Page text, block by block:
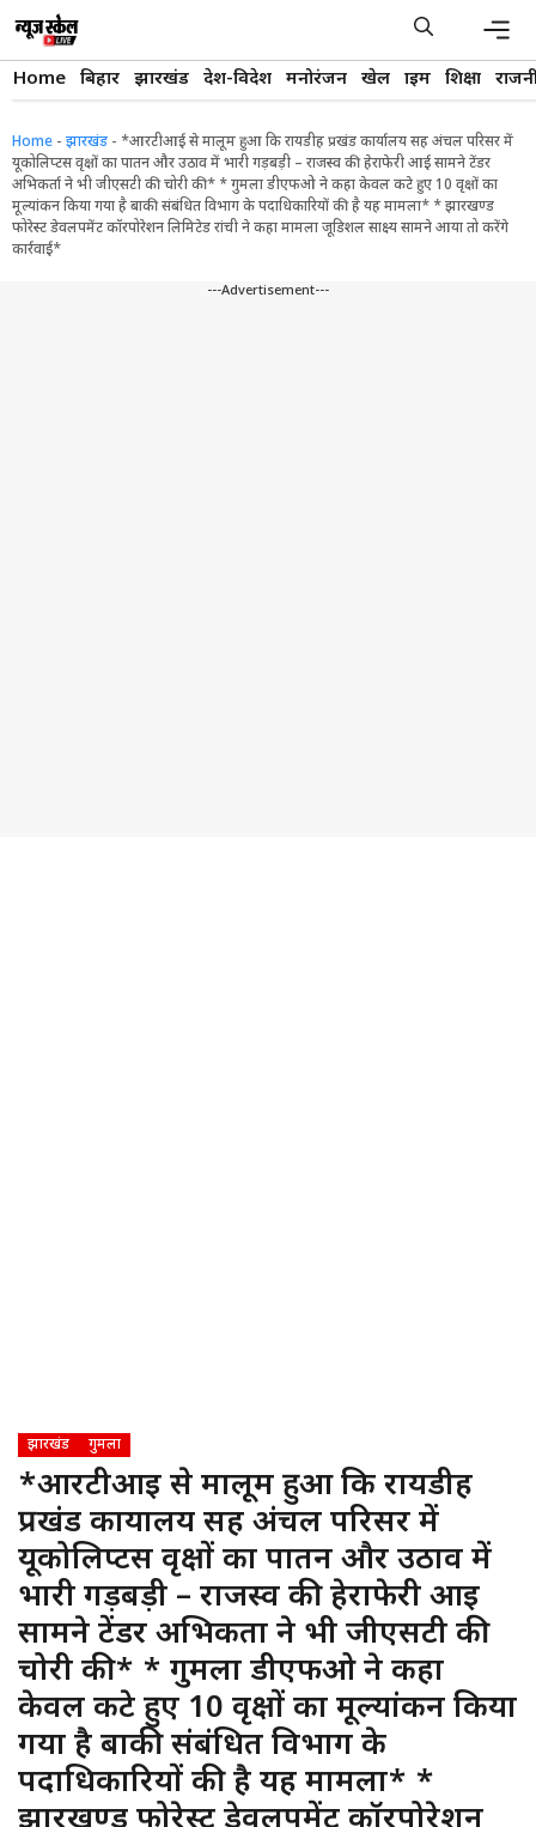
content
Home बिहार झारखंड देश-विदेश मनोरंजन खेल क्राइम शिक्षा
Home - झारखंड - *आरटीआई से मालूम हुआ कि रायडीह प्रखंड कार्यालय सह अंचल परिसर में
यूकोलिप्टस वृक्षों का पातन और उठाव में भारी गड़बड़ी – राजस्व की हेराफेरी आई सामने टेंडर
अभिकर्ता ने भी जीएसटी की चोरी की* * गुमला डीएफओ ने कहा केवल कटे हुए 10 वृक्षों का
मूल्यांकन किया गया है बाकी संबंधित विभाग के पदाधिकारियों की है यह मामला* * झारखण्ड
फोरेस्ट डेवलपमेंट कॉरपोरेशन लिमिटेड रांची ने कहा मामला जूडिशल साक्ष्य सामने आया तो करेंगे
कार्रवाई*
---Advertisement---
झारखंड गुमला
*आरटीआई से मालूम हुआ कि रायडीह
प्रखंड कार्यालय सह अंचल परिसर में
यूकोलिप्टस वृक्षों का पातन और उठाव में
भारी गड़बड़ी – राजस्व की हेराफेरी आई
सामने टेंडर अभिकर्ता ने भी जीएसटी की
चोरी की* * गुमला डीएफओ ने कहा
केवल कटे हुए 10 वृक्षों का मूल्यांकन किया
गया है बाकी संबंधित विभाग के
पदाधिकारियों की है यह मामला* *